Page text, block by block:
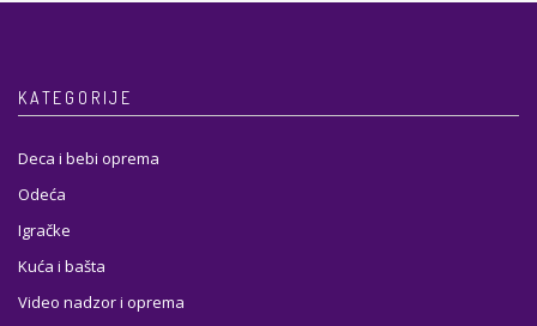
KATEGORIJE
Deca i bebi oprema
Odeća
Igračke
Kuća i bašta
Video nadzor i oprema